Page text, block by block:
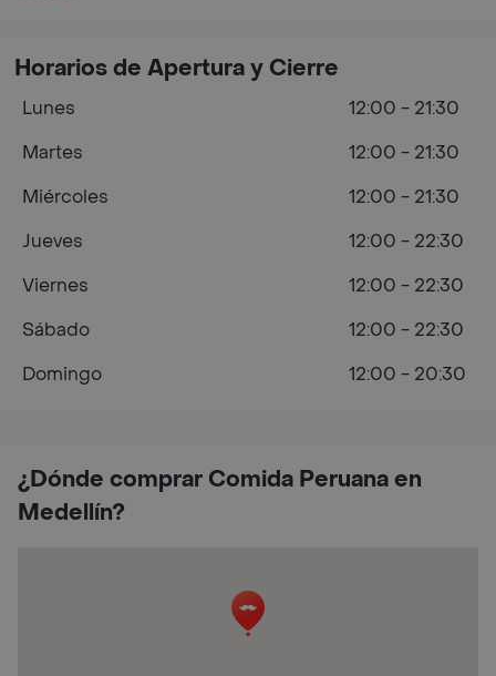
¿Dónde comprar Comida Peruana en
Medellín?
Horarios de Apertura y Cierre
Lunes
12:00 - 21:30
Martes
12:00 - 21:30
Miércoles
12:00 - 21:30
Jueves
12:00 - 22:30
Viernes
12:00 - 22:30
Sábado
12:00 - 22:30
Domingo
12:00 - 20:30